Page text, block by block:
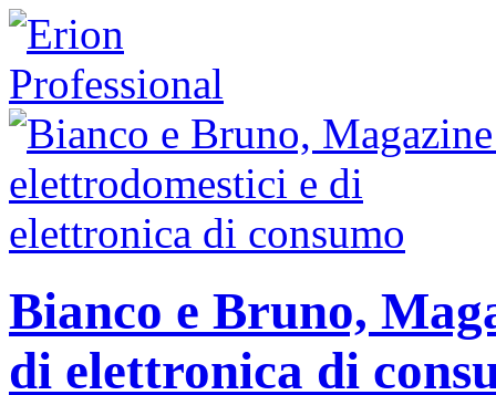
Bianco e Bruno,
di elettronica di